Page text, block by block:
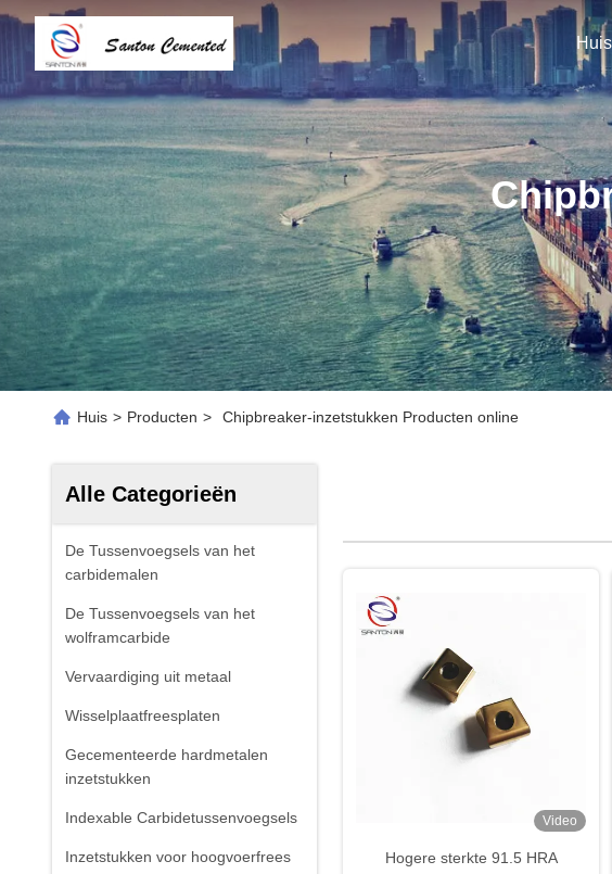
Huis
Huis > Producten > Chipbreaker-inzetstukken Producten online
Alle Categorieën
De Tussenvoegsels van het
carbidemalen
De Tussenvoegsels van het
wolframcarbide
Vervaardiging uit metaal
Wisselplaatfreesplaten
Gecementeerde hardmetalen
inzetstukken
Indexable Carbidetussenvoegsels
Inzetstukken voor hoogvoerfrees
Video
Hogere sterkte 91.5 HRA